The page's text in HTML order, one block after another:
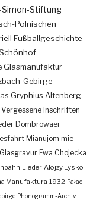
Simon-Stiftung
Polnischen
Fußballgeschichte
Glasmanufaktur
Gebirge
Gryphius Altenberg
Vergessene Inschriften
Dombrowaer
Mianujom mie
Glasgravur Ewa Chojecka
Lieder Alojzy Lysko
Manufaktura 1932 Pałac
Phonogramm-Archiv